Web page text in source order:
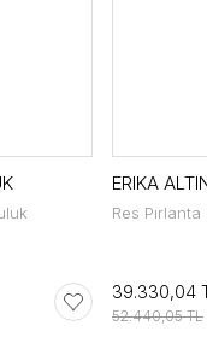
ERIKA
Res
39.330,04
52.440,05 TL